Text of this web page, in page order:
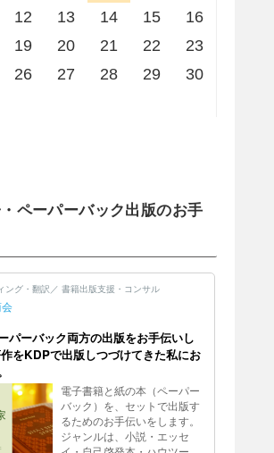
12 13 14 15
16
19 20 21 22
23
26 27 28 29
30
ペーパーバック出版のお手